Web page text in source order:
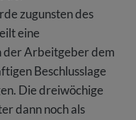
zugunsten des
eine
der Arbeitgeber dem
Beschlusslage
Die dreiwöchige
dann noch als